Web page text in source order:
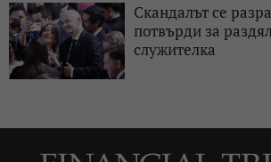
Скандалът се
потвърди за
служителка